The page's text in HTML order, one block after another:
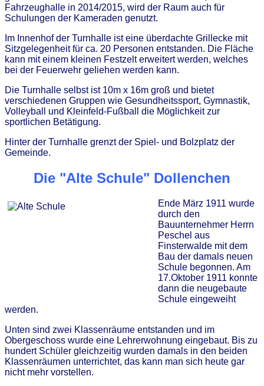
Fahrzeughalle in 2014/2015, wird der Raum auch für
Schulungen der Kameraden genutzt.
Im Innenhof der Turnhalle ist eine überdachte Grillecke mit
Sitzgelegenheit für ca. 20 Personen entstanden. Die Fläche
kann mit einem kleinen Festzelt erweitert werden, welches
bei der Feuerwehr geliehen werden kann.
Die Turnhalle selbst ist 10m x 16m groß und bietet
verschiedenen Gruppen wie Gesundheitssport, Gymnastik,
Volleyball und Kleinfeld-Fußball die Möglichkeit zur
sportlichen Betätigung.
Hinter der Turnhalle grenzt der Spiel- und Bolzplatz der
Gemeinde.
Die "Alte Schule" Dollenchen
Ende März 1911 wurde
durch den
Bauunternehmer Herrn
Peschel aus
Finsterwalde mit dem
Bau der damals neuen
Schule begonnen. Am
17.Oktober 1911 konnte
dann die neugebaute
Schule eingeweiht
werden.
Unten sind zwei Klassenräume entstanden und im
Obergeschoss wurde eine Lehrerwohnung eingebaut. Bis zu
hundert Schüler gleichzeitig wurden damals in den beiden
Klassenräumen unterrichtet, das kann man sich heute gar
nicht mehr vorstellen.